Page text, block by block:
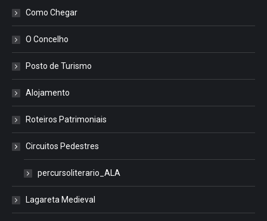
Como Chegar
O Concelho
Posto de Turismo
Alojamento
Roteiros Patrimoniais
Circuitos Pedestres
percursoliterario_ALA
Lagareta Medieval